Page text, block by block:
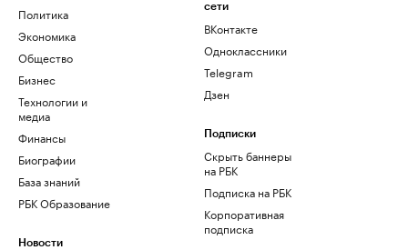
Политика
Экономика
Общество
Бизнес
Технологии и
медиа
Финансы
Биографии
База знаний
РБК Образование
Новости
сети
ВКонтакте
Одноклассники
Telegram
Дзен
Подписки
Скрыть баннеры
на РБК
Подписка на РБК
Корпоративная
подписка